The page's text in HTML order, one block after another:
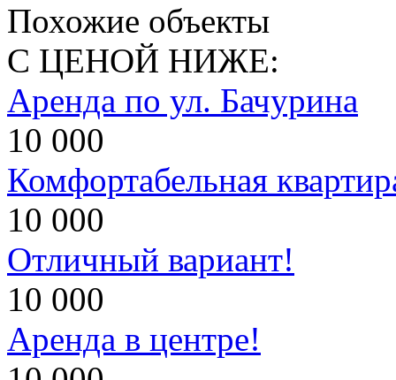
Похожие объекты
С ЦЕНОЙ НИЖЕ:
Аренда по ул. Бачурина
10 000
Комфортабельная
10 000
Отличный вариант!
10 000
Аренда в центре!